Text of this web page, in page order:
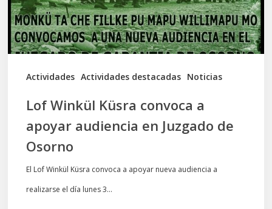
Actividades Actividades destacadas Noticias
audiencia
en
Juzgado
Lof Winkül Küsra convoca a
apoyar audiencia en Juzgado de
Osorno
El Lof Winkül Küsra convoca a apoyar nueva audiencia a
realizarse el día lunes 3…